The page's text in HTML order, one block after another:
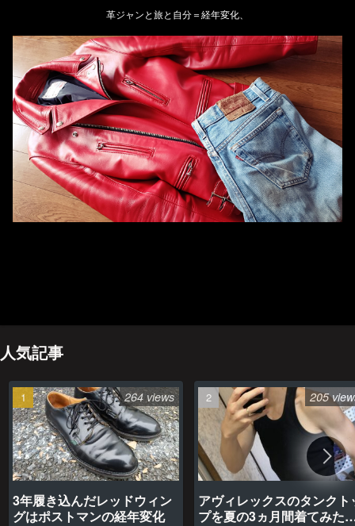
革ジャンと旅と自分＝経年変化、
人気記事
3年履き込んだレッドウィン
グはポストマンの経年変化
264 views
アヴィレックスのタンクト
プを夏の3ヵ月間着てみた
205